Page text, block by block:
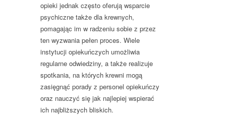
opieki jednak często oferują wsparcie
psychiczne także dla krewnych,
pomagając im w radzeniu sobie z przez
ten wyzwania pełen proces. Wiele
instytucji opiekuńczych umożliwia
regularne odwiedziny, a także realizuje
spotkania, na których krewni mogą
zasięgnąć porady z personel opiekuńczy
oraz nauczyć się jak najlepiej wspierać
ich najbliższych bliskich.